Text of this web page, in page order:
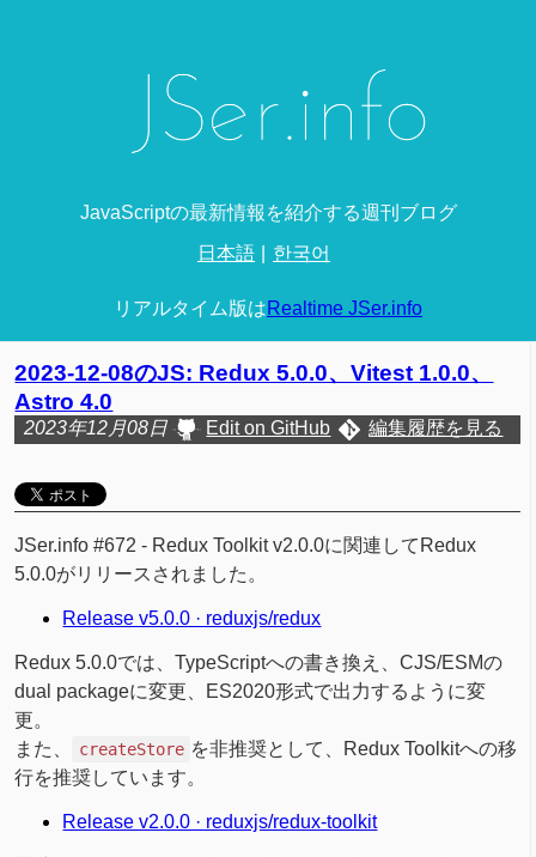
JavaScriptの最新情報を紹介する週刊ブログ
日本語 한국어
リアルタイム版はRealtime JSer.info
2023-12-08のJS: Redux 5.0.0、Vitest 1.0.0、
Astro 4.0
2023年12月08日 Edit on GitHub 編集履歴を見る
JSer.info #672 - Redux Toolkit v2.0.0に関連してRedux
5.0.0がリリースされました。
Release v5.0.0 · reduxjs/redux
Redux 5.0.0では、TypeScriptへの書き換え、CJS/ESMの
dual packageに変更、ES2020形式で出力するように変
更。
また、
createStore を非推奨として、Redux Toolkitへの移
行を推奨しています。
Release v2.0.0 · reduxjs/redux-toolkit